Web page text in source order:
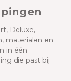
Deluxe,
materialen en
in één
die past bij